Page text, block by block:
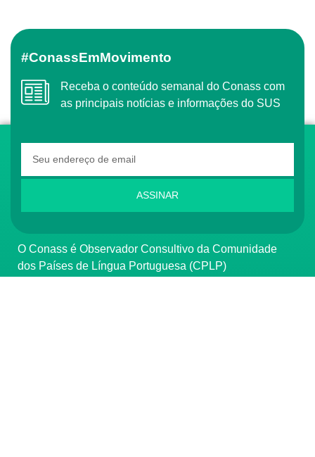
#ConassEmMovimento
Receba o conteúdo semanal do Conass com
as principais notícias e informações do SUS
ASSINAR
O Conass é Observador Consultivo da Comunidade
dos Países de Língua Portuguesa (CPLP)